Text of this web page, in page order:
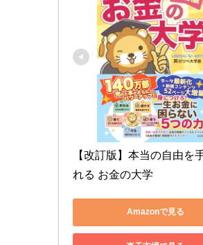
【改訂版】本当の自由を
れる お金の大学
Amazonで見る